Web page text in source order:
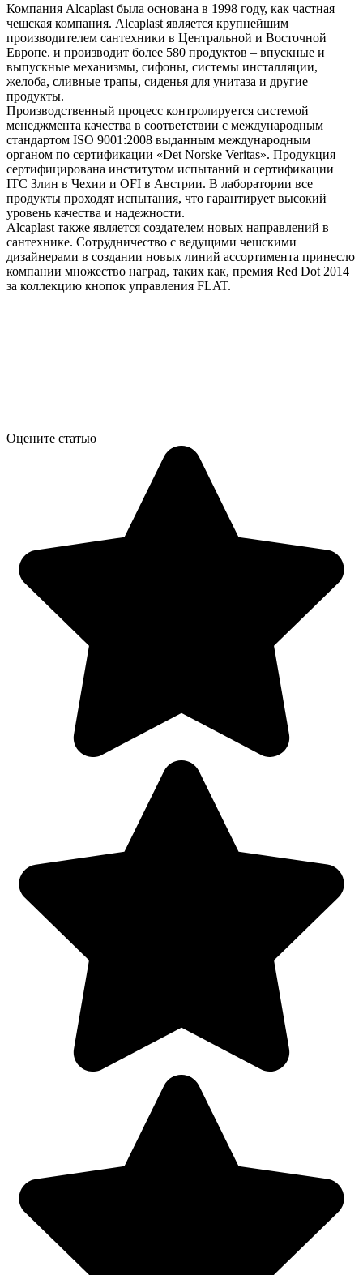
Компания Alcaplast была основана в 1998 году, как частная
чешская компания. Alcaplast является крупнейшим
производителем сантехники в Центральной и Восточной
Европе. и производит более 580 продуктов – впускные и
выпускные механизмы, сифоны, системы инсталляции,
желоба, сливные трапы, сиденья для унитаза и другие
продукты.
Производственный процесс контролируется системой
менеджмента качества в соответствии с международным
стандартом ISO 9001:2008 выданным международным
органом по сертификации «Det Norske Veritas». Продукция
сертифицирована институтом испытаний и сертификации
ITC Злин в Чехии и OFI в Австрии. В лаборатории все
продукты проходят испытания, что гарантирует высокий
уровень качества и надежности.
Alcaplast также является создателем новых направлений в
сантехнике. Сотрудничество с ведущими чешскими
дизайнерами в создании новых линий ассортимента принесло
компании множество наград, таких как, премия Red Dot 2014
за коллекцию кнопок управления FLAT.
Оцените статью